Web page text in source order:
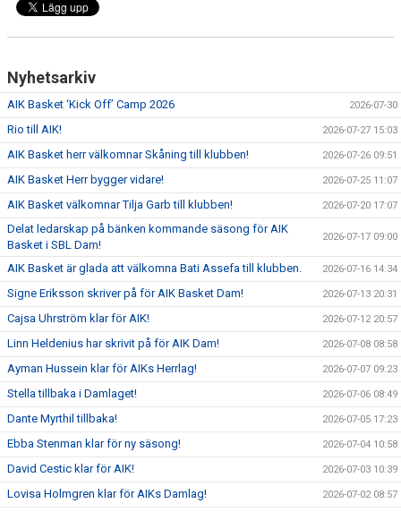
Nyhetsarkiv
AIK Basket ‘Kick Off’ Camp 2026 2026-07-30
Rio till AIK! 2026-07-27 15:03
AIK Basket herr välkomnar Skåning till klubben! 2026-07-26 09:51
AIK Basket Herr bygger vidare! 2026-07-25 11:07
AIK Basket välkomnar Tilja Garb till klubben! 2026-07-20 17:07
Delat ledarskap på bänken kommande säsong för AIK
Basket i SBL Dam!
2026-07-17 09:00
AIK Basket är glada att välkomna Bati Assefa till klubben. 2026-07-16 14:34
Signe Eriksson skriver på för AIK Basket Dam! 2026-07-13 20:31
Cajsa Uhrström klar för AIK! 2026-07-12 20:57
Linn Heldenius har skrivit på för AIK Dam! 2026-07-08 08:58
Ayman Hussein klar för AIKs Herrlag! 2026-07-07 09:23
Stella tillbaka i Damlaget! 2026-07-06 08:49
Dante Myrthil tillbaka! 2026-07-05 17:23
Ebba Stenman klar för ny säsong! 2026-07-04 10:58
David Cestic klar för AIK! 2026-07-03 10:39
Lovisa Holmgren klar för AIKs Damlag! 2026-07-02 08:57